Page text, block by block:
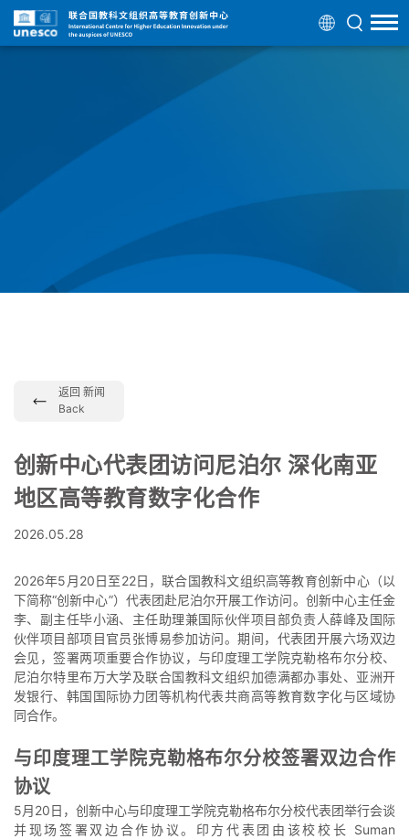
返回 新闻
Back
创新中心代表团访问尼泊尔 深化南亚
地区高等教育数字化合作
2026.05.28
2026年5月20日至22日，联合国教科文组织高等教育创新中心（以
下简称“创新中心”）代表团赴尼泊尔开展工作访问。创新中心主任金
李、副主任毕小涵、主任助理兼国际伙伴项目部负责人薛峰及国际
伙伴项目部项目官员张博易参加访问。期间，代表团开展六场双边
会见，签署两项重要合作协议，与印度理工学院克勒格布尔分校、
尼泊尔特里布万大学及联合国教科文组织加德满都办事处、亚洲开
发银行、韩国国际协力团等机构代表共商高等教育数字化与区域协
同合作。
与印度理工学院克勒格布尔分校签署双边合作
协议
5月20日，创新中心与印度理工学院克勒格布尔分校代表团举行会谈
并现场签署双边合作协议。印方代表团由该校校长 Suman